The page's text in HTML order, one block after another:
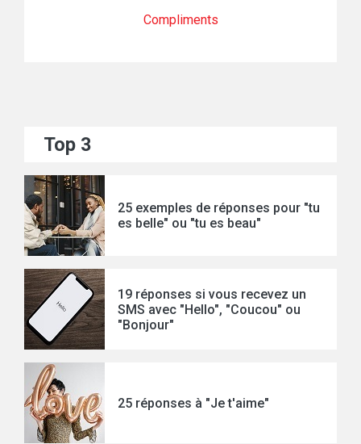
Compliments
Top 3
25 exemples de réponses pour "tu
es belle" ou "tu es beau"
19 réponses si vous recevez un
SMS avec "Hello", "Coucou" ou
"Bonjour"
25 réponses à "Je t'aime"